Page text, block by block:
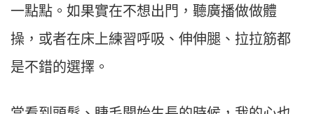
一點點。如果實在不想出門，聽廣播做做體
操，或者在床上練習呼吸、伸伸腿、拉拉筋都
是不錯的選擇。